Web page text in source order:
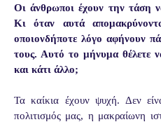
Οι άνθρωποι έχουν την τάση
Κι όταν αυτά
οποιονδήποτε λόγο αφήνουν
τους. Αυτό το μήνυμα θέλετε
και κάτι άλλο;
Τα καίκια έχουν ψυχή. Δεν
πολιτισμός μας, η μακραίωνη